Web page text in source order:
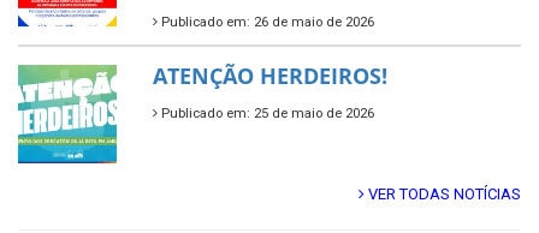
Publicado em: 26 de maio de 2026
ATENÇÃO HERDEIROS!
Publicado em: 25 de maio de 2026
VER TODAS NOTÍCIAS